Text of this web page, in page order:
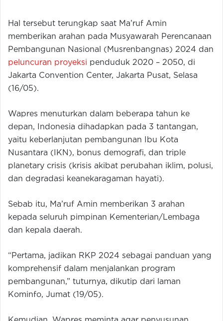
Hal tersebut terungkap saat Ma’ruf Amin
memberikan arahan pada Musyawarah Perencanaan
Pembangunan Nasional (Musrenbangnas) 2024 dan
peluncuran proyeksi penduduk 2020 – 2050, di
Jakarta Convention Center, Jakarta Pusat, Selasa
(16/05).
Wapres menuturkan dalam beberapa tahun ke
depan, Indonesia dihadapkan pada 3 tantangan,
yaitu keberlanjutan pembangunan Ibu Kota
Nusantara (IKN), bonus demografi, dan triple
planetary crisis (krisis akibat perubahan iklim, polusi,
dan degradasi keanekaragaman hayati).
Sebab itu, Ma’ruf Amin memberikan 3 arahan
kepada seluruh pimpinan Kementerian/Lembaga
dan kepala daerah.
“Pertama, jadikan RKP 2024 sebagai panduan yang
komprehensif dalam menjalankan program
pembangunan,” tuturnya, dikutip dari laman
Kominfo, Jumat (19/05).